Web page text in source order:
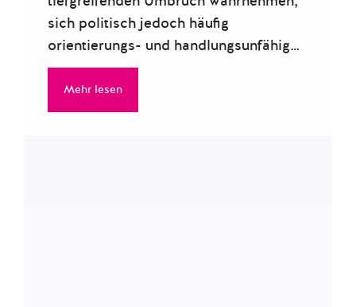
sich politisch jedoch häufig
orientierungs- und handlungsunfähig…